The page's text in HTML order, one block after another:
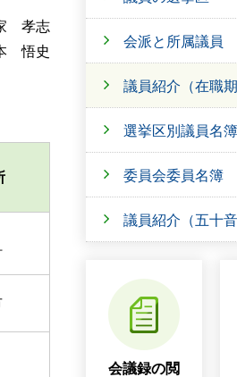
孝志
悟史
会派と所属議員
議員紹介（在職期
選挙区別議員名簿
委員会委員名簿
議員紹介（五十音
会議録の閲